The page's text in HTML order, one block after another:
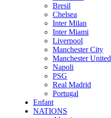
Bresil
Chelsea
Inter Milan
Inter Miami
Liverpool
Manchester City
Manchester United
Napoli
PSG
Real Madrid
Portugal
Enfant
NATIONS